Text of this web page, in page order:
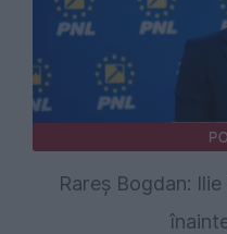
Rareș Bogdan: